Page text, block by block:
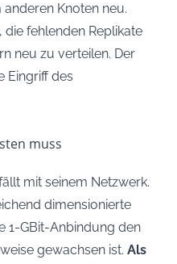
Knoten neu.
fehlenden Replikate
neu zu verteilen. Der
Eingriff des
muss
mit seinem Netzwerk.
dimensionierte
1-GBit-Anbindung den
gewachsen ist. Als